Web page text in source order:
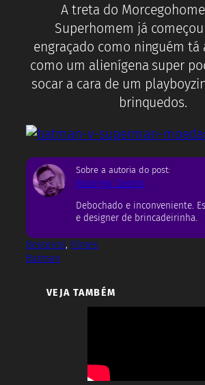
A treta do
Superhomem já começou
engraçado como ninguém tá
como um alienígena super
socar a cara de um
brinquedos.
Sobre a autoria do post:
Rodrigo Castro
Debochado e inconveniente.
e designer de brincadeirinha.
Besteirol, Filmes
Batman
VEJA TAMBÉM